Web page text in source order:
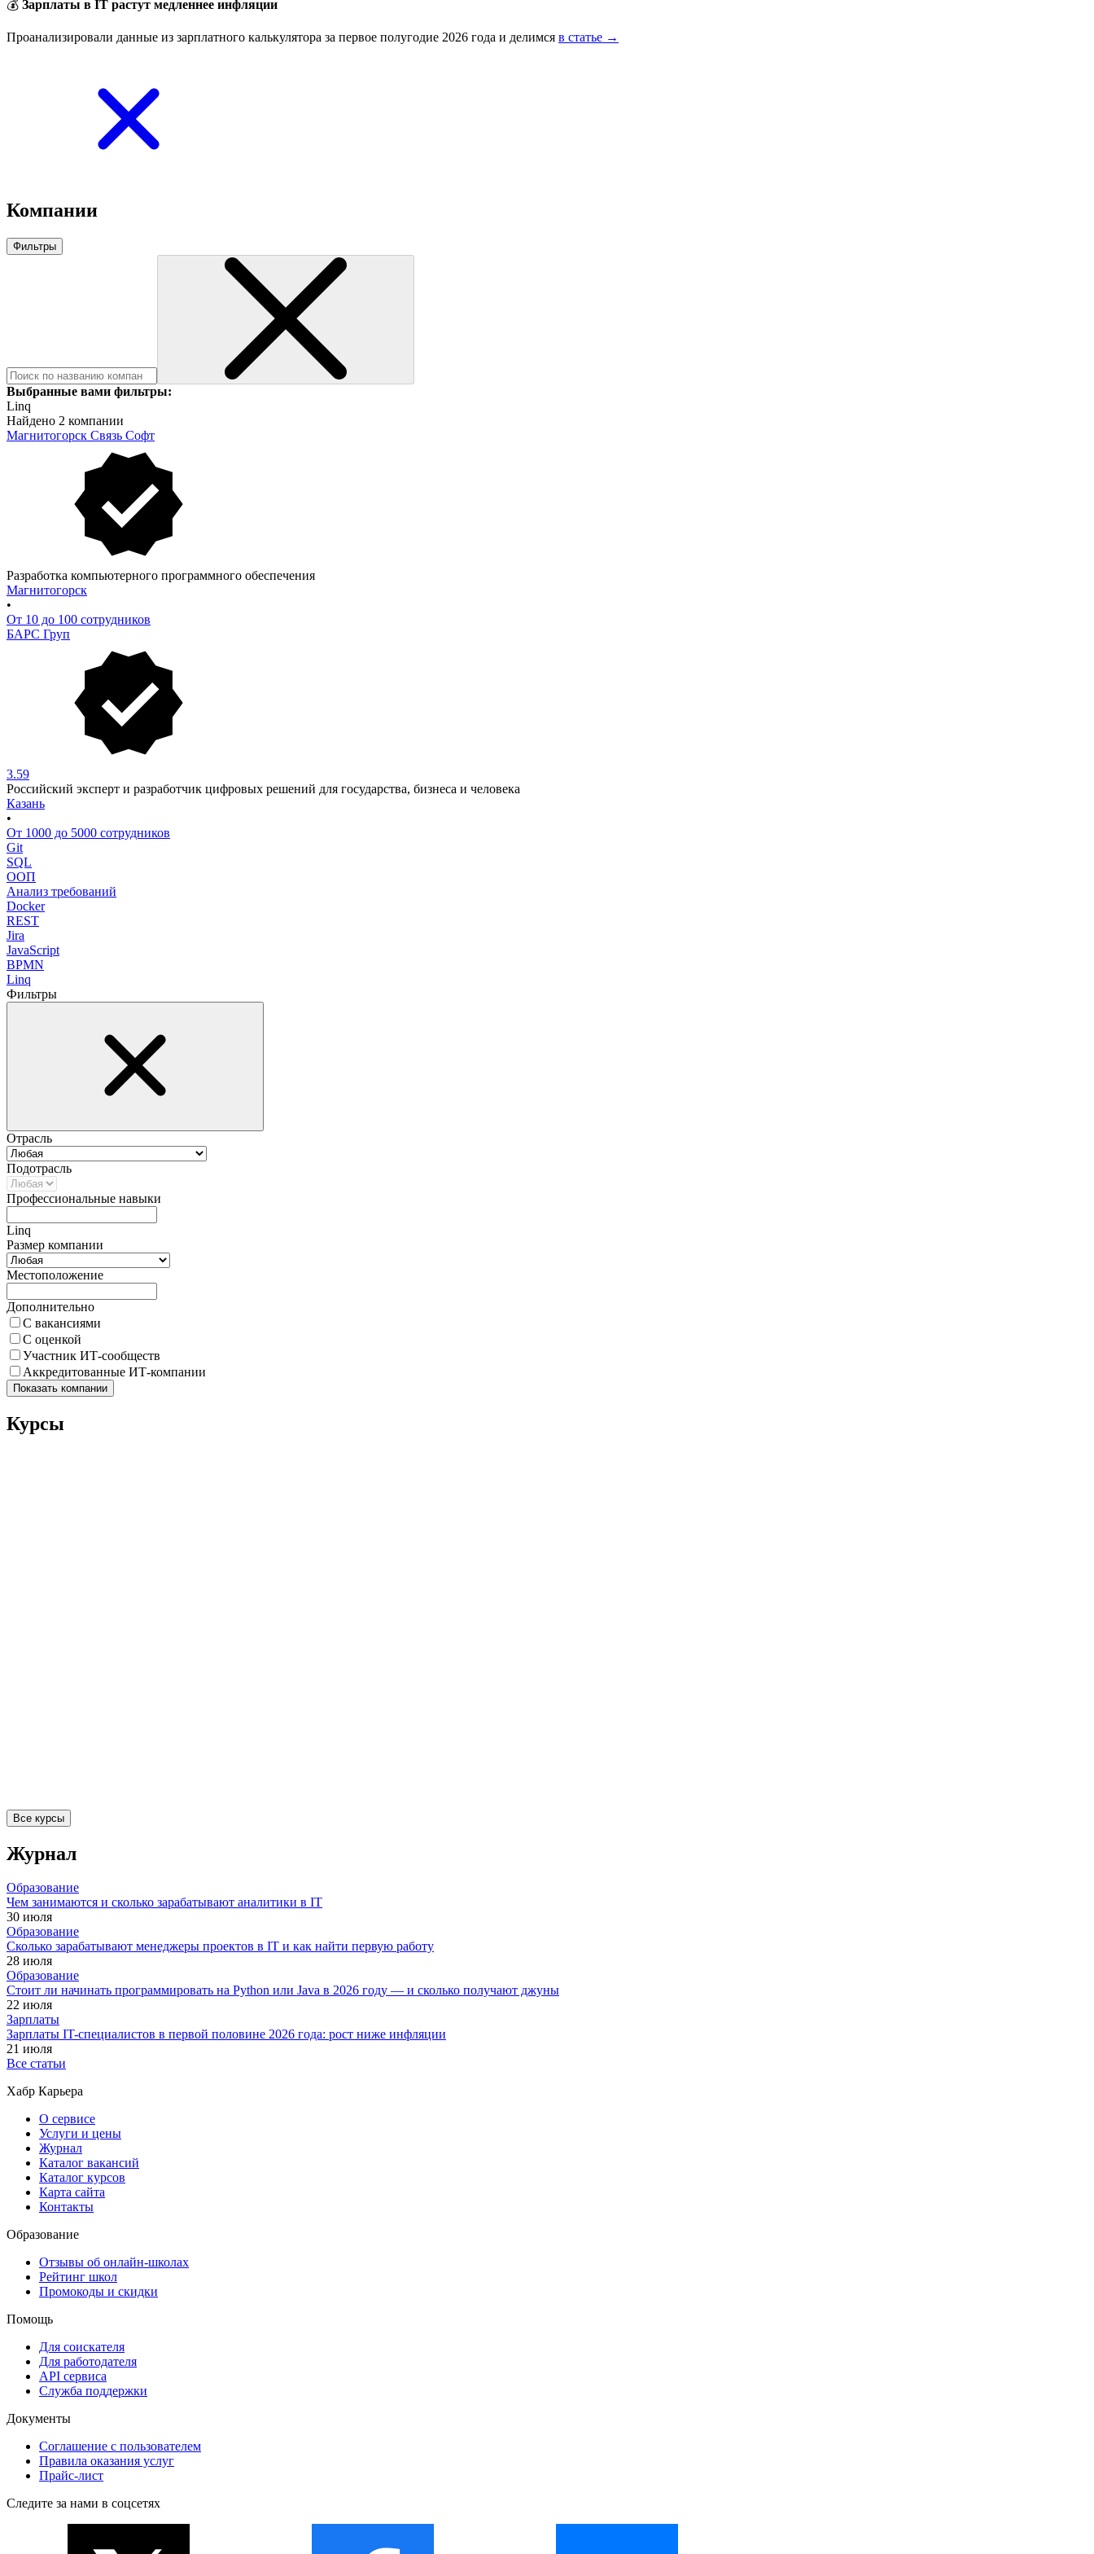
💰 Зарплаты в IT растут медленнее инфляции
Проанализировали данные из зарплатного калькулятора за первое полугодие 2026 года и делимся в статье →
Компании
Фильтры
Выбранные вами фильтры:
Linq
Найдено 2 компании
Магнитогорск Связь Софт
Разработка компьютерного программного обеспечения
Магнитогорск
•
От 10 до 100 сотрудников
БАРС Груп
3.59
Российский эксперт и разработчик цифровых решений для государства, бизнеса и человека
Казань
•
От 1000 до 5000 сотрудников
Git
SQL
ООП
Анализ требований
Docker
REST
Jira
JavaScript
BPMN
Linq
Фильтры
Отрасль
Подотрасль
Профессиональные навыки
Linq
Размер компании
Местоположение
Дополнительно
С вакансиями
С оценкой
Участник ИТ-сообществ
Аккредитованные ИТ-компании
Показать компании
Курсы
Все курсы
Журнал
Образование
Чем занимаются и сколько зарабатывают аналитики в IT
30 июля
Образование
Сколько зарабатывают менеджеры проектов в IT и как найти первую работу
28 июля
Образование
Стоит ли начинать программировать на Python или Java в 2026 году — и сколько получают джуны
22 июля
Зарплаты
Зарплаты IT-специалистов в первой половине 2026 года: рост ниже инфляции
21 июля
Все статьи
Хабр Карьера
О сервисе
Услуги и цены
Журнал
Каталог вакансий
Каталог курсов
Карта сайта
Контакты
Образование
Отзывы об онлайн-школах
Рейтинг школ
Промокоды и скидки
Помощь
Для соискателя
Для работодателя
API сервиса
Служба поддержки
Документы
Соглашение с пользователем
Правила оказания услуг
Прайс-лист
Следите за нами в соцсетях